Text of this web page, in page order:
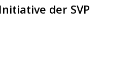
der SVP